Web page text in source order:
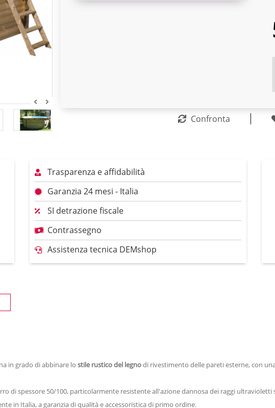
Confronta
Trasparenza e affidabilità
Garanzia 24 mesi - Italia
SI detrazione fiscale
Contrassegno
Assistenza tecnica DEMshop
in grado di abbinare lo stile rustico del legnodi rivestimento delle pareti esterne, con
di spessore 50/100, particolarmente resistente all'azione dannosa dei raggi ultravioletti
in Italia, a garanzia di qualità e accessoristica di primo ordine.